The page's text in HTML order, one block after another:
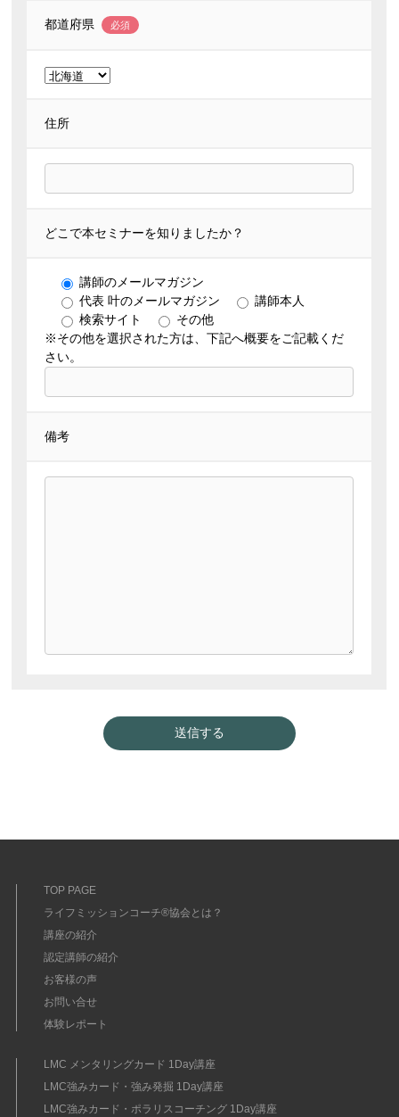
都道府県 必須
住所
どこで本セミナーを知りましたか？
講師のメールマガジン
代表 叶のメールマガジン
講師本人
検索サイト
その他
※その他を選択された方は、下記へ概要をご記載くだ
さい。
備考
TOP PAGE
ライフミッションコーチ®協会とは？
講座の紹介
認定講師の紹介
お客様の声
お問い合せ
体験レポート
LMC メンタリングカード 1Day講座
LMC強みカード・強み発掘 1Day講座
LMC強みカード・ポラリスコーチング 1Day講座